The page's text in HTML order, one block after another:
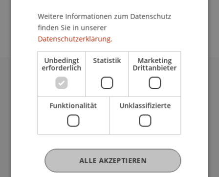
richtigen Studiengang für Sie.
Universität Liechtenstein
Fürst-Franz-Josef-Strasse
9490 Vaduz
T +423 265 11 11
Fußzeile Rechtliche Hinweise
Rechtssammlung
Datenschutzerklärung
Weitere Informationen zum Datenschutz
finden Sie in unserer
Datenschutzerklärung.
Unbedingt
erforderlich
Statistik Marketing
Drittanbieter
Funktionalität Unklassifizierte
ALLE AKZEPTIEREN